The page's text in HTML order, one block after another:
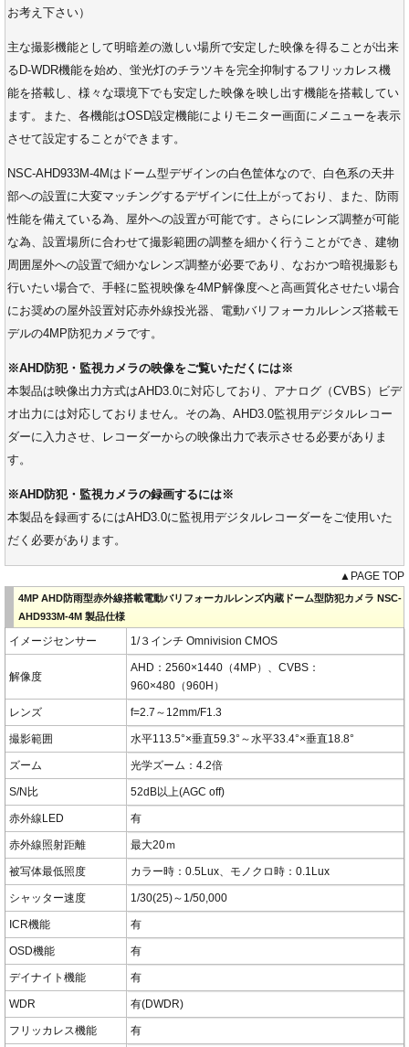
お考え下さい）
主な撮影機能として明暗差の激しい場所で安定した映像を得ることが出来
るD-WDR機能を始め、蛍光灯のチラツキを完全抑制するフリッカレス機
能を搭載し、様々な環境下でも安定した映像を映し出す機能を搭載してい
ます。また、各機能はOSD設定機能によりモニター画面にメニューを表示
させて設定することができます。
NSC-AHD933M-4Mはドーム型デザインの白色筐体なので、白色系の天井
部への設置に大変マッチングするデザインに仕上がっており、また、防雨
性能を備えている為、屋外への設置が可能です。さらにレンズ調整が可能
な為、設置場所に合わせて撮影範囲の調整を細かく行うことができ、建物
周囲屋外への設置で細かなレンズ調整が必要であり、なおかつ暗視撮影も
行いたい場合で、手軽に監視映像を4MP解像度へと高画質化させたい場合
にお奨めの屋外設置対応赤外線投光器、電動バリフォーカルレンズ搭載モ
デルの4MP防犯カメラです。
※AHD防犯・監視カメラの映像をご覧いただくには※
本製品は映像出力方式はAHD3.0に対応しており、アナログ（CVBS）ビデ
オ出力には対応しておりません。その為、AHD3.0監視用デジタルレコー
ダーに入力させ、レコーダーからの映像出力で表示させる必要がありま
す。
※AHD防犯・監視カメラの録画するには※
本製品を録画するにはAHD3.0に監視用デジタルレコーダーをご使用いた
だく必要があります。
▲PAGE TOP
4MP AHD防雨型赤外線搭載電動バリフォーカルレンズ内蔵ドーム型防犯カメラ NSC-
AHD933M-4M 製品仕様
イメージセンサー 1/３インチ Omnivision CMOS
解像度
AHD：2560×1440（4MP）、CVBS：
960×480（960H）
レンズ f=2.7～12mm/F1.3
撮影範囲 水平113.5°×垂直59.3°～水平33.4°×垂直18.8°
ズーム 光学ズーム：4.2倍
S/N比 52dB以上(AGC off)
赤外線LED 有
赤外線照射距離 最大20ｍ
被写体最低照度 カラー時：0.5Lux、モノクロ時：0.1Lux
シャッター速度 1/30(25)～1/50,000
ICR機能 有
OSD機能 有
デイナイト機能 有
WDR 有(DWDR)
フリッカレス機能 有